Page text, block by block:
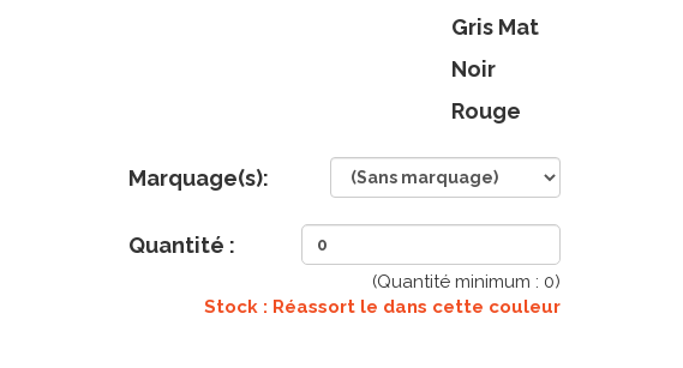
Gris Mat
Noir
Rouge
Marquage(s):
Quantité :
(Quantité minimum : 0)
Stock : Réassort le dans cette couleur